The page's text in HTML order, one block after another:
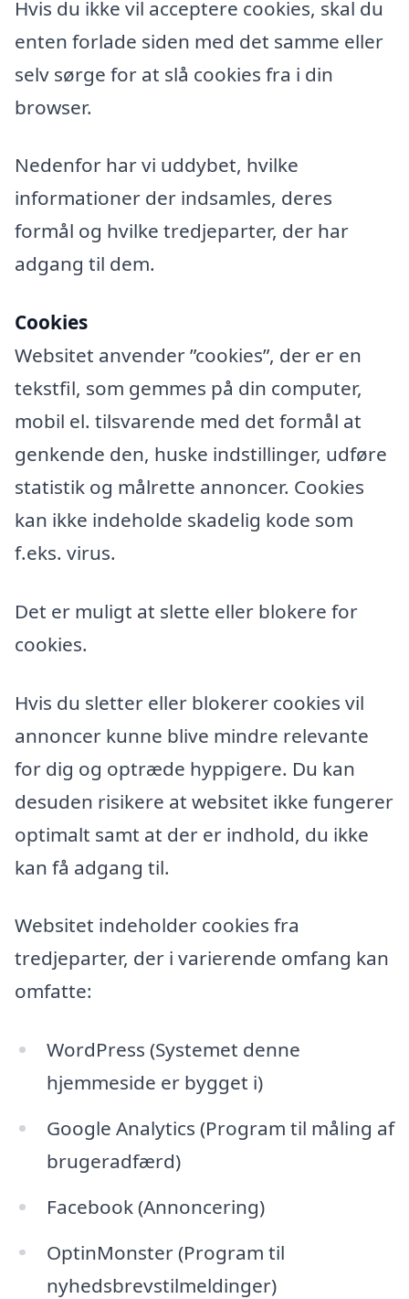
Hvis du ikke vil acceptere cookies, skal du
enten forlade siden med det samme eller
selv sørge for at slå cookies fra i din
browser.
Nedenfor har vi uddybet, hvilke
informationer der indsamles, deres
formål og hvilke tredjeparter, der har
adgang til dem.
Cookies
Websitet anvender ”cookies”, der er en
tekstfil, som gemmes på din computer,
mobil el. tilsvarende med det formål at
genkende den, huske indstillinger, udføre
statistik og målrette annoncer. Cookies
kan ikke indeholde skadelig kode som
f.eks. virus.
Det er muligt at slette eller blokere for
cookies.
Hvis du sletter eller blokerer cookies vil
annoncer kunne blive mindre relevante
for dig og optræde hyppigere. Du kan
desuden risikere at websitet ikke fungerer
optimalt samt at der er indhold, du ikke
kan få adgang til.
Websitet indeholder cookies fra
tredjeparter, der i varierende omfang kan
omfatte:
WordPress (Systemet denne
hjemmeside er bygget i)
Google Analytics (Program til måling af
brugeradfærd)
Facebook (Annoncering)
OptinMonster (Program til
nyhedsbrevstilmeldinger)